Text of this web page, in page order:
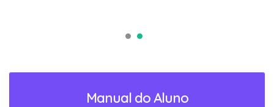
Manual do Aluno